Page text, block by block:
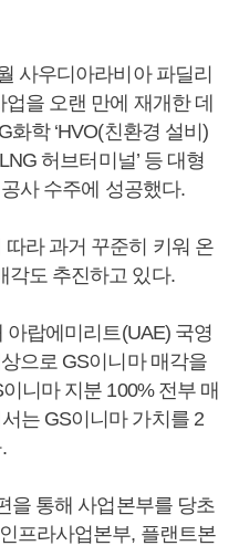
사우디아라비아 파딜리
을 오랜 만에 재개한 데
학 ‘HVO(친환경 설비)
허브터미널’ 등 대형
사 수주에 성공했다.
라 과거 꾸준히 키워 온
각도 추진하고 있다.
랍에미리트(UAE) 국영
으로 GS이니마 매각을
니마 지분 100% 전부 매
는 GS이니마 가치를 2
을 통해 사업본부를 당초
프라사업본부, 플랜트본